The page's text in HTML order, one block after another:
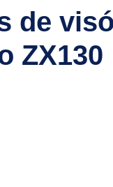
de
ZX130